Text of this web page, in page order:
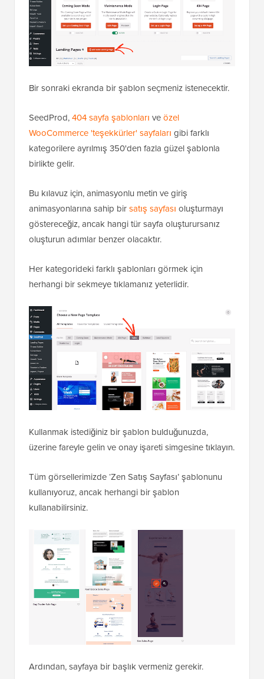
Bir sonraki ekranda bir şablon seçmeniz istenecektir.
SeedProd,404 sayfa şablonları veözel
WooCommerce 'teşekkürler' sayfaları gibi farklı
kategorilere ayrılmış 350'den fazla güzel şablonla
birlikte gelir.
Bu kılavuz için, animasyonlu metin ve giriş
animasyonlarına sahip birsatış sayfası oluşturmayı
göstereceğiz, ancak hangi tür sayfa oluşturursanız
oluşturun adımlar benzer olacaktır.
Her kategorideki farklı şablonları görmek için
herhangi bir sekmeye tıklamanız yeterlidir.
Kullanmak istediğiniz bir şablon bulduğunuzda,
üzerine fareyle gelin ve onay işareti simgesine tıklayın.
Tüm görsellerimizde ‘Zen Satış Sayfası’ şablonunu
kullanıyoruz, ancak herhangi bir şablon
kullanabilirsiniz.
Ardından, sayfaya bir başlık vermeniz gerekir.